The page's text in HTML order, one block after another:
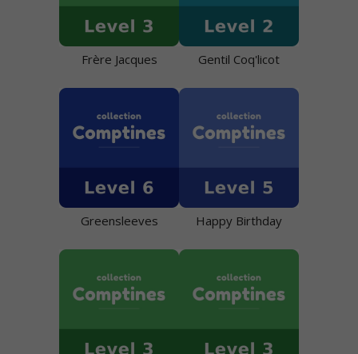
Frère Jacques Gentil Coq'licot
Greensleeves Happy Birthday